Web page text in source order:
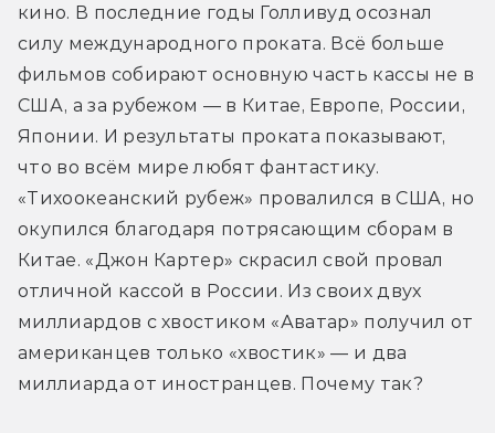
кино. В последние годы Голливуд осознал
силу международного проката. Всё больше
фильмов собирают основную часть кассы не в
США, а за рубежом — в Китае, Европе, России,
Японии. И результаты проката показывают,
что во всём мире любят фантастику.
«Тихоокеанский рубеж» провалился в США, но
окупился благодаря потрясающим сборам в
Китае. «Джон Картер» скрасил свой провал
отличной кассой в России. Из своих двух
миллиардов с хвостиком «Аватар» получил от
американцев только «хвостик» — и два
миллиарда от иностранцев. Почему так?